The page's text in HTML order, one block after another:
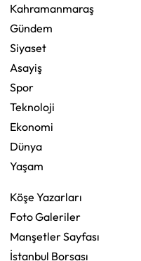
Kahramanmaraş
Gündem
Siyaset
Asayiş
Spor
Teknoloji
Ekonomi
Dünya
Yaşam
Köşe Yazarları
Foto Galeriler
Manşetler Sayfası
İstanbul Borsası